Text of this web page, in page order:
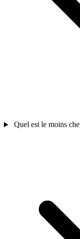
Quel est le moins